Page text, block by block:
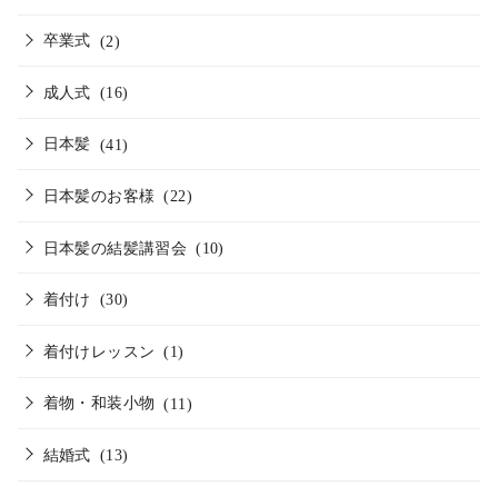
卒業式 (2)
成人式 (16)
日本髪 (41)
日本髪のお客様 (22)
日本髪の結髪講習会 (10)
着付け (30)
着付けレッスン (1)
着物・和装小物 (11)
結婚式 (13)